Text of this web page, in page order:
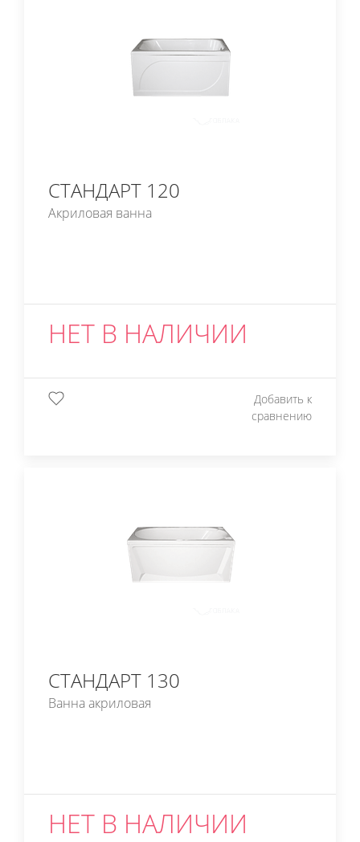
СТАНДАРТ 120
Акриловая ванна
НЕТ В НАЛИЧИИ
Добавить к
сравнению
СТАНДАРТ 130
Ванна акриловая
НЕТ В НАЛИЧИИ